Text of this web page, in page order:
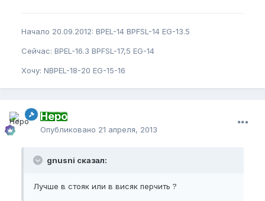
Начало 20.09.2012: BPEL-14 BPFSL-14 EG-13.5
Сейчас: BPEL-16.3 BPFSL-17,5 EG-14
Хочу: NBPEL-18-20 EG-15-16
Неро
Опубликовано 21 апреля, 2013
gnusni сказал:
Лучше в стояк или в висяк перчить ?